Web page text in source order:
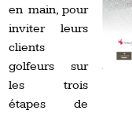
en main, pour
inviter leurs
clients
golfeurs sur
les trois
étapes de